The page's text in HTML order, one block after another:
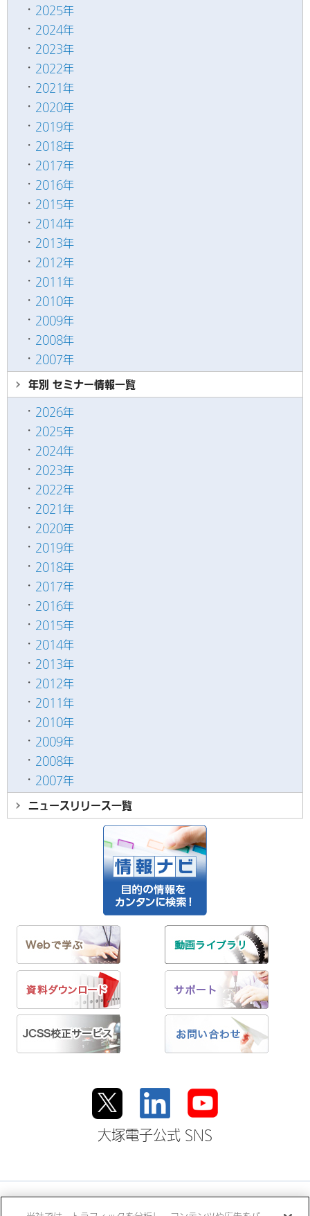
2025年
2024年
2023年
2022年
2021年
2020年
2019年
2018年
2017年
2016年
2015年
2014年
2013年
2012年
2011年
2010年
2009年
2008年
2007年
年別 セミナー情報一覧
2026年
2025年
2024年
2023年
2022年
2021年
2020年
2019年
2018年
2017年
2016年
2015年
2014年
2013年
2012年
2011年
2010年
2009年
2008年
2007年
ニュースリリース一覧
大塚電子公式 SNS
大塚ホールディングス